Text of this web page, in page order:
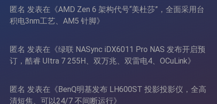
匿名 发表在《AMD Zen 6 架构代号“美杜莎”，全面采用台
积电3nm工艺、AM5 针脚》
匿名 发表在《绿联 NASync iDX6011 Pro NAS 发布开启预
订，酷睿 Ultra 7 255H、双万兆、双雷电4、OCuLink》
匿名 发表在《BenQ明基发布 LH600ST 投影投影仪，全高
清短焦、可以24/7 不间断运行》